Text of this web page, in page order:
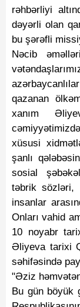
rəhbərliyi
dəyərli olan
bu şərəfli
Nəcib
qazanan
xanım
xüsusi
şanlı
sosial
təbrik sözləri,
insanlar
Onları vahid
10 noyabr
Əliyeva tarixi
səhifəsində
"Əziz
Bu gün böyük